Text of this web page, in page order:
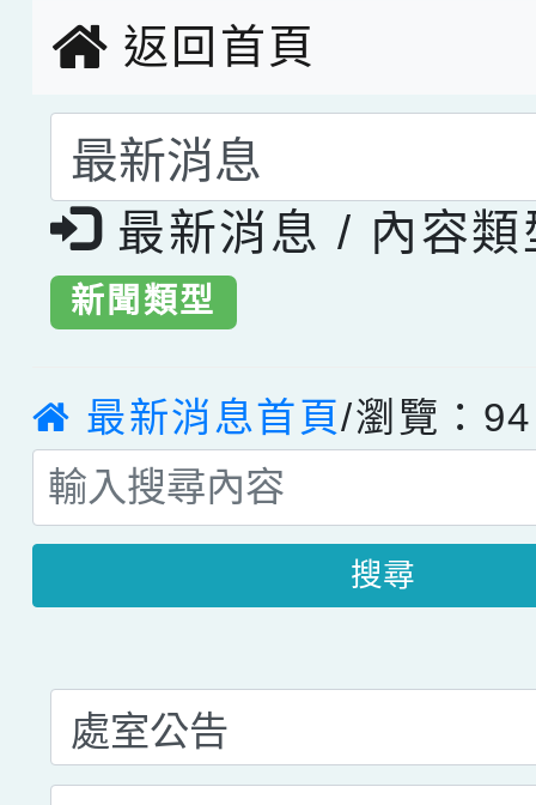
返回首頁
選擇後頁面內容會更
最新消息 / 內容類
新聞類型
最新消息首頁/瀏覽：94
搜尋